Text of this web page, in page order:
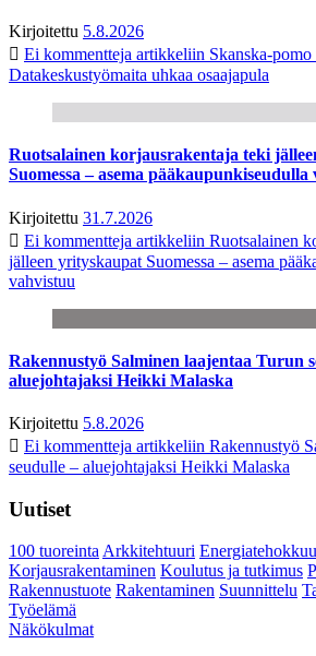
Kirjoitettu 5.8.2026
Ei kommentteja artikkeliin Skanska-pomo
Datakeskustyömaita uhkaa osaajapula
Ruotsalainen korjausrakentaja teki
Suomessa – asema pääkaupunkiseudulla
Kirjoitettu 31.7.2026
Ei kommentteja artikkeliin Ruotsalainen
jälleen yrityskaupat Suomessa – asema
vahvistuu
Rakennustyö Salminen laajentaa Turun
aluejohtajaksi Heikki Malaska
Kirjoitettu 5.8.2026
Ei kommentteja artikkeliin Rakennustyö
seudulle – aluejohtajaksi Heikki Malaska
Uutiset
100 tuoreintaArkkitehtuuri
Korjausrakentaminen Koulutus ja tutkimus
Rakennustuote Rakentaminen Suunnittelu
Työelämä
Näkökulmat